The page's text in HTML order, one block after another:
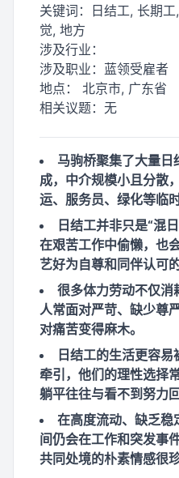
关键词：
日结工, 长期
觉, 地方
涉及行业：
涉及职业： 蓝领受雇者
地点： 北京市, 广东省
相关议题： 无
马驹桥聚集了大量
成，中介规模小且分散
运、服务员、绿化等临
日结工并非只是“混
在艰苦工作中偷懒，也
艺好为自尊和同伴认可
很多体力劳动不仅消
人常面对严苛、缺少尊
对痛苦变得麻木。
日结工的生活更容
牵引，他们的理性选择
躺平往往与看不到努力
在高度流动、缺乏稳
间仍会在工作和突发事
共同处境的朴素情感很珍